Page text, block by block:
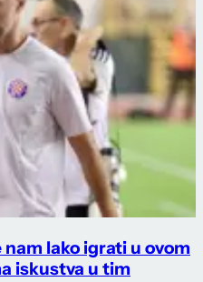
nam lako igrati u ovom
iskustva u tim